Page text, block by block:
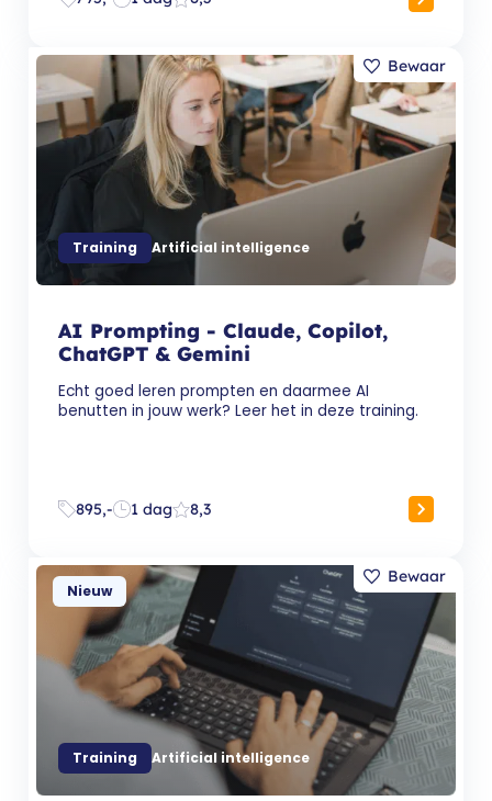
Training Artificial intelligence
AI Prompting - Claude, Copilot,
ChatGPT & Gemini
Echt goed leren prompten en daarmee AI
benutten in jouw werk? Leer het in deze training.
895,- 1 dag 8,3
Training Artificial intelligence
Nieuw